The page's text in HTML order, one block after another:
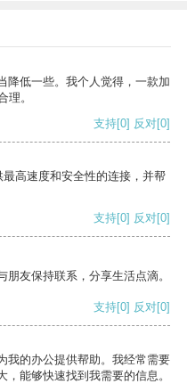
降低一些。我个人觉得，一款加
理。
支持[0] 反对[0]
高速度和安全性的连接，并帮
支持[0] 反对[0]
友保持联系，分享生活点滴。
支持[0] 反对[0]
我的办公提供帮助。我经常需要
能够快速找到我需要的信息。